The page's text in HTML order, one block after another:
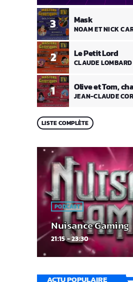
1 Olive et Tom,
JEAN-CLAUDE
2 Le Petit Lord
CLAUDE LOMBARD
3 Mask
NOAM ET NICK
LISTE COMPLÈTE
PODCAST
Nuisance Gaming
21:15 - 23:30
ACTU POPULAIRE